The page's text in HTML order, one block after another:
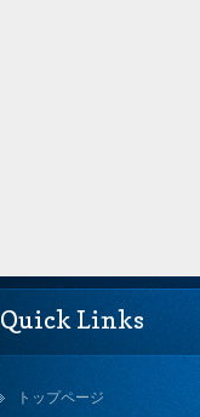
Quick Links
トップページ